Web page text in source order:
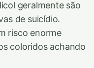
geralmente são
de suicídio.
risco enorme
coloridos achando